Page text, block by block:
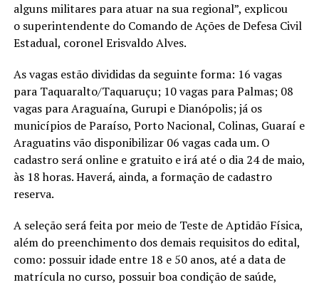
alguns militares para atuar na sua regional”, explicou
o superintendente do Comando de Ações de Defesa Civil
Estadual, coronel Erisvaldo Alves.
As vagas estão divididas da seguinte forma: 16 vagas
para Taquaralto/Taquaruçu; 10 vagas para Palmas; 08
vagas para Araguaína, Gurupi e Dianópolis; já os
municípios de Paraíso, Porto Nacional, Colinas, Guaraí e
Araguatins vão disponibilizar 06 vagas cada um. O
cadastro será online e gratuito e irá até o dia 24 de maio,
às 18 horas. Haverá, ainda, a formação de cadastro
reserva.
A seleção será feita por meio de Teste de Aptidão Física,
além do preenchimento dos demais requisitos do edital,
como: possuir idade entre 18 e 50 anos, até a data de
matrícula no curso, possuir boa condição de saúde,